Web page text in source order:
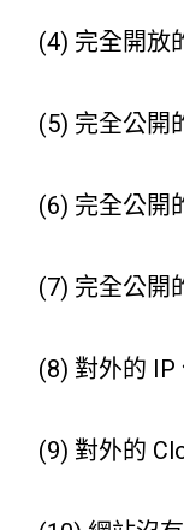
(4) 完全開放
(5) 完全公開
(6) 完全公開
(7) 完全公開
(8) 對外的 IP
(9) 對外的